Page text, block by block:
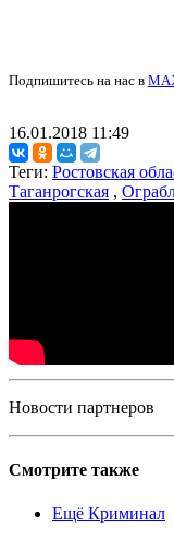
Подпишитесь на нас в
16.01.2018 11:49
Теги: Ростовская
Таганрогская ,
Новости партнеров
Смотрите также
Ещё Криминал